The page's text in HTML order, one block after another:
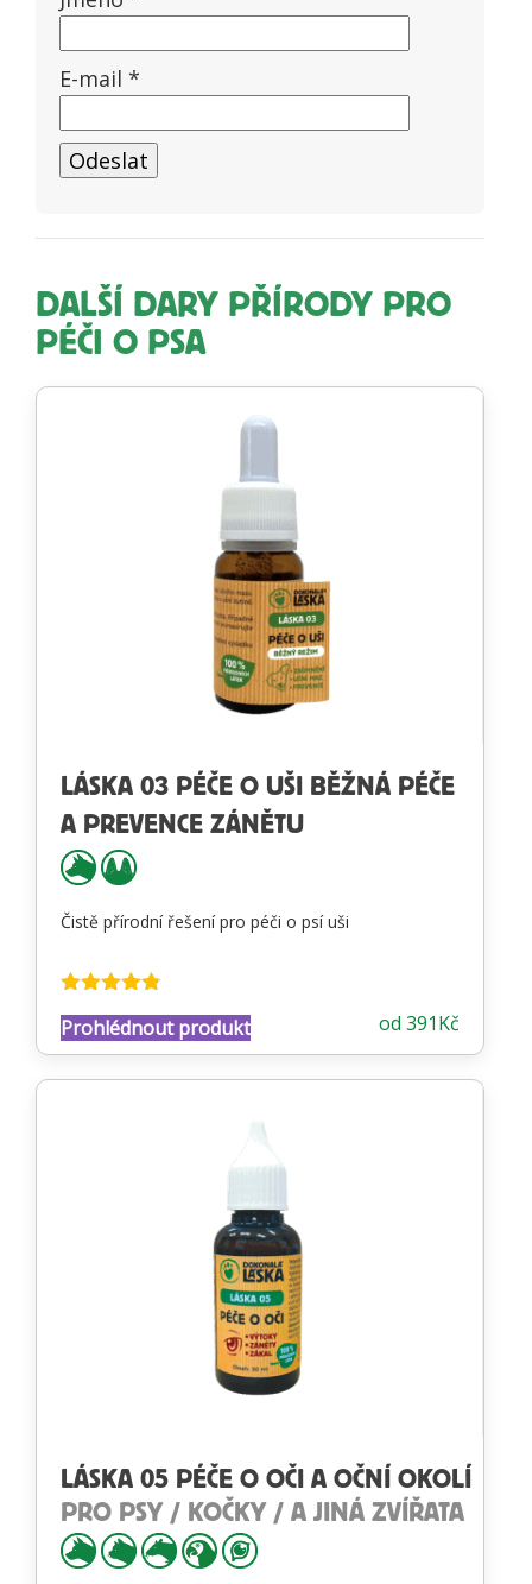
E-mail *
DALŠÍ DARY PŘÍRODY PRO
PÉČI O PSA
LÁSKA 03 PÉČE O UŠI BĚŽNÁ PÉČE
A PREVENCE ZÁNĚTU
Čistě přírodní řešení pro péči o psí uši
4.74z 5 od 391Kč
Prohlédnout produkt
LÁSKA 05 PÉČE O OČI A OČNÍ OKOLÍ
PRO PSY / KOČKY / A JINÁ ZVÍŘATA